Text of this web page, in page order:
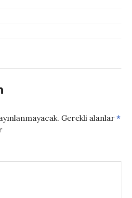
Gerekli alanlar*